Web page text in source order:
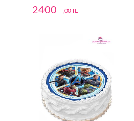
2400 ,00 TL